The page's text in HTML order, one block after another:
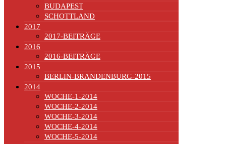
BUDAPEST
SCHOTTLAND
2017
2017-BEITRÄGE
2016
2016-BEITRÄGE
2015
BERLIN-BRANDENBURG-2015
2014
WOCHE-1-2014
WOCHE-2-2014
WOCHE-3-2014
WOCHE-4-2014
WOCHE-5-2014